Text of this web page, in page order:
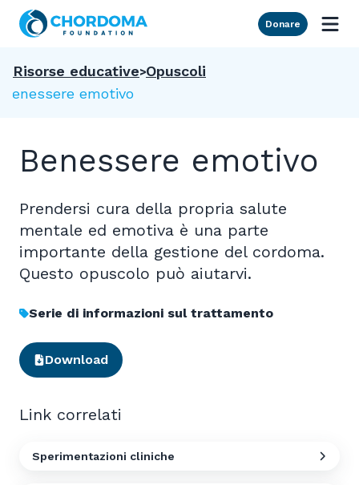
Skip to Main Content
Donare
Risorse educative Opuscoli
Benessere emotivo
Benessere emotivo
Prendersi cura della propria salute
mentale ed emotiva è una parte
importante della gestione del cordoma.
Questo opuscolo può aiutarvi.
Serie di informazioni sul trattamento
Download
Link correlati
Sperimentazioni cliniche